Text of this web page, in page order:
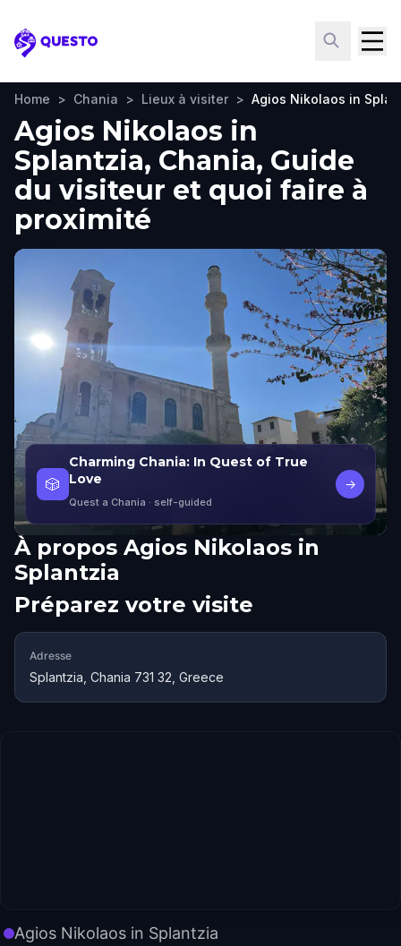
Questo
Home > Chania > Lieux à visiter > Agios Nikolaos in
Agios Nikolaos in
Splantzia, Chania, Guide
du visiteur et quoi faire à
proximité
🎲
Charming Chania: In Quest of True
Love
Quest a Chania · self-guided
→
À propos Agios Nikolaos in
Splantzia
Préparez votre visite
Adresse
Splantzia, Chania 731 32, Greece
Agios Nikolaos in Splantzia